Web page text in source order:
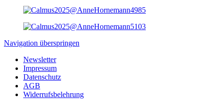
Navigation überspringen
Newsletter
Impressum
Datenschutz
AGB
Widerrufsbelehrung